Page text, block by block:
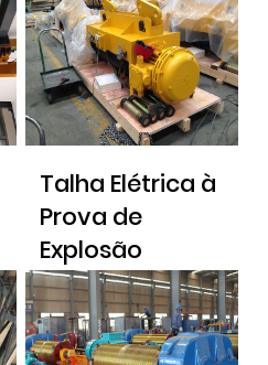
Talha Elétrica à
Prova de
Explosão